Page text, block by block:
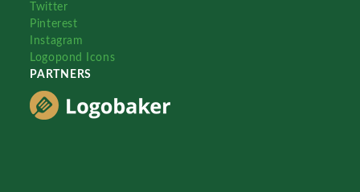
Twitter
Pinterest
Instagram
Logopond Icons
PARTNERS